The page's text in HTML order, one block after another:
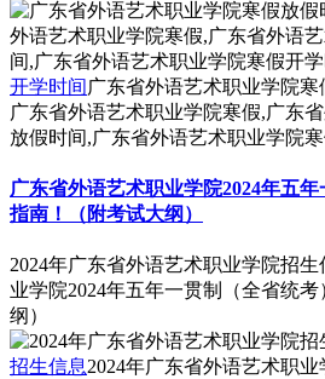
开学时间 广东省外语艺术职业学院寒
广东省外语艺术职业学院寒假,广东
放假时间,广东省外语艺术职业学院
广东省外语艺术职业学院2024年五
指南！（附考试大纲）
2024年广东省外语艺术职业学院招
业学院2024年五年一贯制（全省统
纲）
招生信息2024年广东省外语艺术职业